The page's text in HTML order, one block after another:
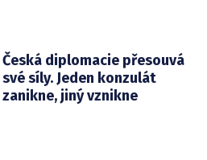
Česká diplomacie přesouvá
své síly. Jeden konzulát
zanikne, jiný vznikne